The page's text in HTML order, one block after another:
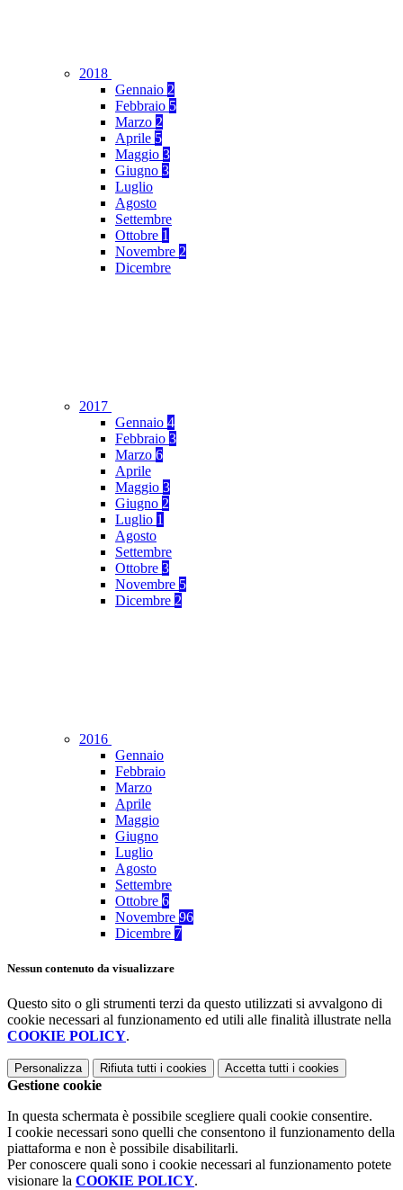
2018
Gennaio 2
Febbraio 5
Marzo 2
Aprile 5
Maggio 3
Giugno 3
Luglio
Agosto
Settembre
Ottobre 1
Novembre 2
Dicembre
2017
Gennaio 4
Febbraio 3
Marzo 6
Aprile
Maggio 3
Giugno 2
Luglio 1
Agosto
Settembre
Ottobre 3
Novembre 5
Dicembre 2
2016
Gennaio
Febbraio
Marzo
Aprile
Maggio
Giugno
Luglio
Agosto
Settembre
Ottobre 6
Novembre 96
Dicembre 7
Nessun contenuto da visualizzare
Questo sito o gli strumenti terzi da questo utilizzati si avvalgono di
cookie necessari al funzionamento ed utili alle finalità illustrate nella
COOKIE POLICY.
Personalizza Rifiuta tutti i cookies Accetta tutti i cookies
Gestione cookie
In questa schermata è possibile scegliere quali cookie consentire.
I cookie necessari sono quelli che consentono il funzionamento della
piattaforma e non è possibile disabilitarli.
Per conoscere quali sono i cookie necessari al funzionamento potete
visionare la COOKIE POLICY.